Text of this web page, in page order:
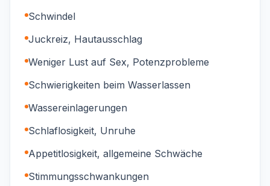
Schwindel
Juckreiz, Hautausschlag
Weniger Lust auf Sex, Potenzprobleme
Schwierigkeiten beim Wasserlassen
Wassereinlagerungen
Schlaflosigkeit, Unruhe
Appetitlosigkeit, allgemeine Schwäche
Stimmungsschwankungen